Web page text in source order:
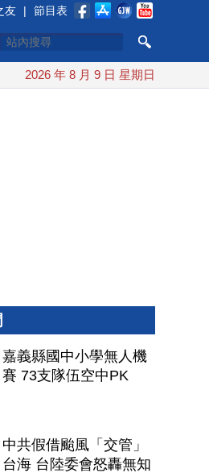
友 | 節目表
宣布礦業投資20億美元
2026 年 8 月 9 日 星期日
嘉義縣國中小學無人機
賽 73支隊伍空中PK
中共假借颱風「交管」
台海 台陸委會怒轟無知